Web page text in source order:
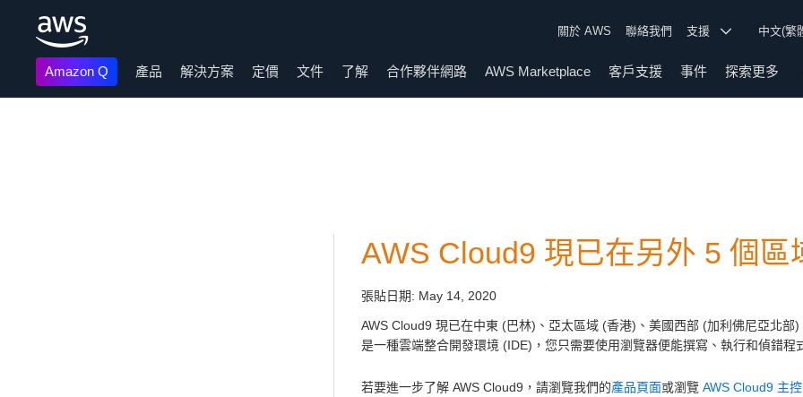
關於 AWS 聯絡我們 支援 中文(
Amazon Q 產品 解決方案 定價 文件 了解 合作夥伴網路 AWS Marketplace 客戶支援 事件 探索更多
AWS Cloud9 現已在另外 5 個區
張貼日期: May 14, 2020
AWS Cloud9 現已在中東 (巴林)、亞太區域 (香港)、美國西部 (加利佛尼亞北部
是一種雲端整合開發環境 (IDE)，您只需要使用瀏覽器便能撰寫、執行和偵錯程
若要進一步了解 AWS Cloud9，請瀏覽我們的產品頁面或瀏覽 AWS Cloud9 主